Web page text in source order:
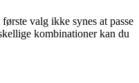
valg ikke synes at passe
kombinationer kan du